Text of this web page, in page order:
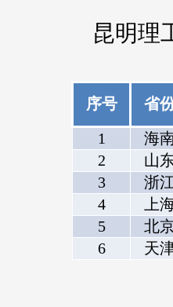
昆明理
序号 省
1
海
2
山
3
浙
4
上
5
北
6
天